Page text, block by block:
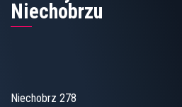
Niechobrzu
Niechobrz 278